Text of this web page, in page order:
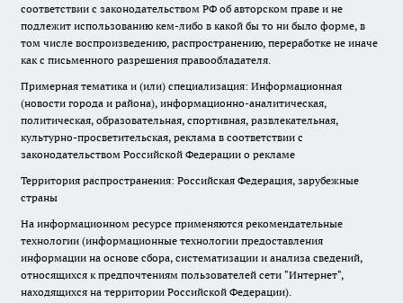
соответствии с законодательством РФ об авторском праве и не
подлежит использованию кем-либо в какой бы то ни было форме, в
том числе воспроизведению, распространению, переработке не иначе
как с письменного разрешения правообладателя.
Примерная тематика и (или) специализация: Информационная
(новости города и района), информационно-аналитическая,
политическая, образовательная, спортивная, развлекательная,
культурно-просветительская, реклама в соответствии с
законодательством Российской Федерации о рекламе
Территория распространения: Российская Федерация, зарубежные
страны
На информационном ресурсе применяются рекомендательные
технологии (информационные технологии предоставления
информации на основе сбора, систематизации и анализа сведений,
относящихся к предпочтениям пользователей сети "Интернет",
находящихся на территории Российской Федерации).